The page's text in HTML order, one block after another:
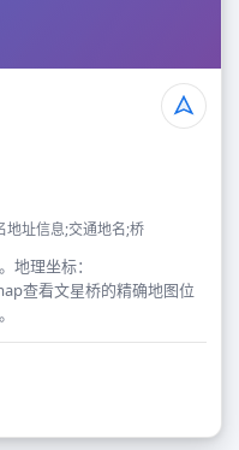
地址信息;交通地名;桥
地理坐标：
查看文星桥的精确地图位